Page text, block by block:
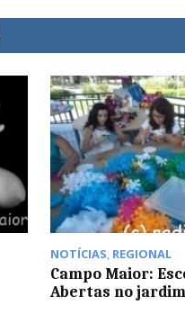
NOTÍCIAS, REGIONAL
Campo Maior:
Abertas no